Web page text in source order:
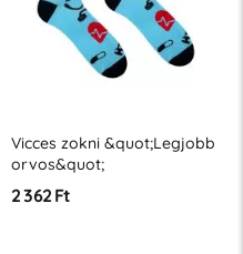
Vicces zokni &quot;Legjobb
orvos&quot;
2 362 Ft